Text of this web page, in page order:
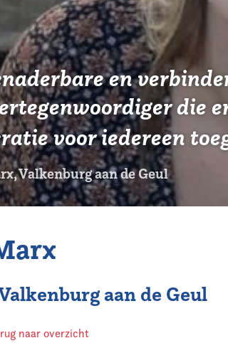
en
die
voor iedereen
Valkenburg aan de Geul
aan de Geul
naar overzicht